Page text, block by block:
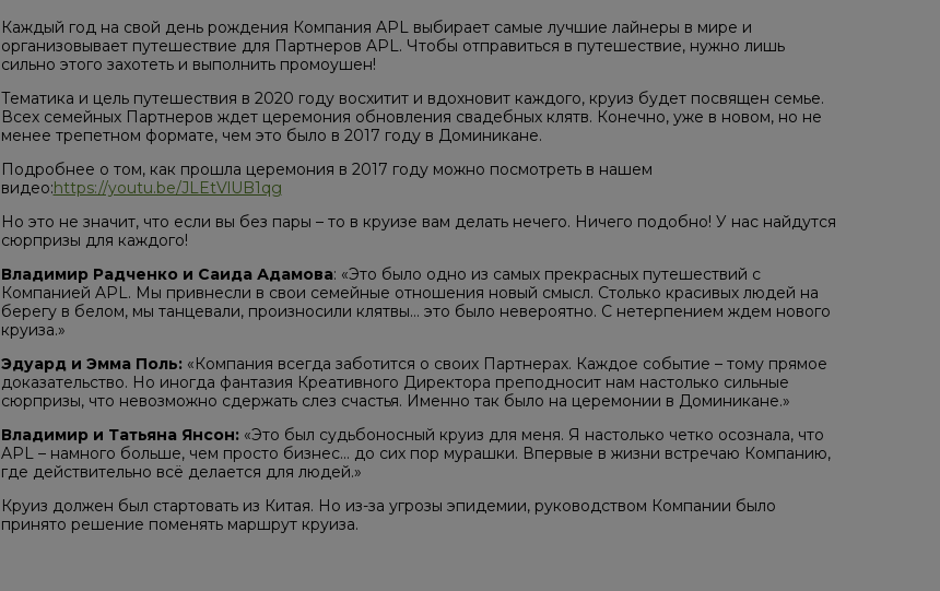
Каждый год на свой день рождения Компания APL выбирает самые лучшие лайнеры в мире и
организовывает путешествие для Партнеров APL. Чтобы отправиться в путешествие, нужно лишь
сильно этого захотеть и выполнить промоушен!
Тематика и цель путешествия в 2020 году восхитит и вдохновит каждого, круиз будет посвящен семье.
Всех семейных Партнеров ждет церемония обновления свадебных клятв. Конечно, уже в новом, но не
менее трепетном формате, чем это было в 2017 году в Доминикане.
Подробнее о том, как прошла церемония в 2017 году можно посмотреть в нашем
видео:https://youtu.be/JLEtVlUB1qg
Но это не значит, что если вы без пары – то в круизе вам делать нечего. Ничего подобно! У нас найдутся
сюрпризы для каждого!
Владимир Радченко и Саида Адамова: «Это было одно из самых прекрасных путешествий с
Компанией APL. Мы привнесли в свои семейные отношения новый смысл. Столько красивых людей на
берегу в белом, мы танцевали, произносили клятвы… это было невероятно. С нетерпением ждем нового
круиза.»
Эдуард и Эмма Поль: «Компания всегда заботится о своих Партнерах. Каждое событие – тому прямое
доказательство. Но иногда фантазия Креативного Директора преподносит нам настолько сильные
сюрпризы, что невозможно сдержать слез счастья. Именно так было на церемонии в Доминикане.»
Владимир и Татьяна Янсон: «Это был судьбоносный круиз для меня. Я настолько четко осознала, что
APL – намного больше, чем просто бизнес… до сих пор мурашки. Впервые в жизни встречаю Компанию,
где действительно всё делается для людей.»
Круиз должен был стартовать из Китая. Но из-за угрозы эпидемии, руководством Компании было
принято решение поменять маршрут круиза.